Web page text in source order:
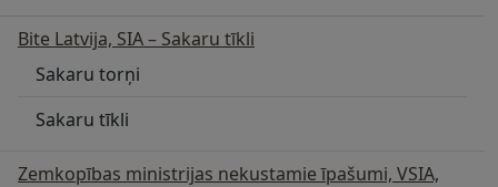
Bite Latvija, SIA – Sakaru tīkli
Sakaru torņi
Sakaru tīkli
Zemkopības ministrijas nekustamie īpašumi, VSIA,